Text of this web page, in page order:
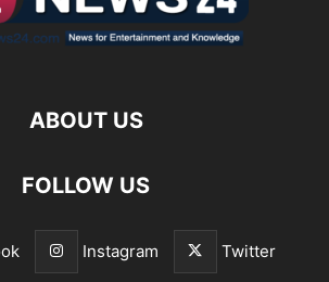
ABOUT US
FOLLOW US
Instagram Twitter